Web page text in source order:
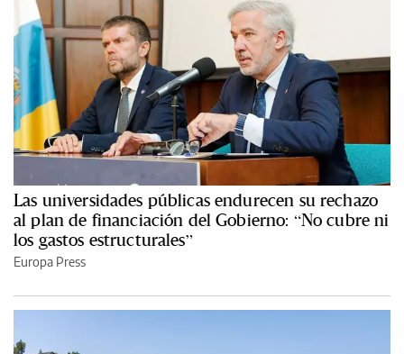
Las universidades públicas endurecen su rechazo
al plan de financiación del Gobierno: “No cubre ni
los gastos estructurales”
Europa Press